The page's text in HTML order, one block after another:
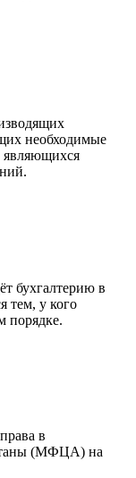
необходимые
являющихся
бухгалтерию в
тем, у кого
порядке.
в
(МФЦА) на